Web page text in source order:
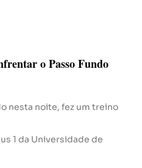
o Passo Fundo
nesta noite, fez um treino
1 da Universidade de